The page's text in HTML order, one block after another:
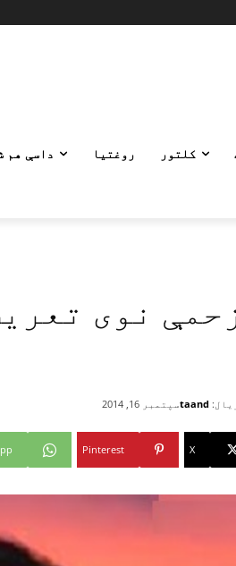
کلتور روغتیا داسې هم
نوی
taandسپتمبر 16, 2014
X
Pinterest